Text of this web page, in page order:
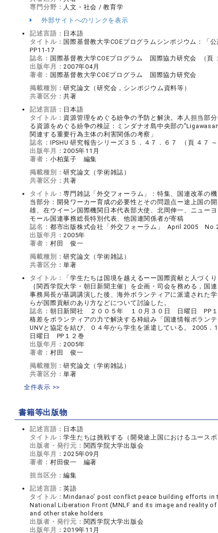
専門分野： 人文・社会 / 教育学
外部サイトへのリンクを表示
記述言語： 日本語
タイトル： 国際基督教大学COEプログラムシンポジウム：「
PP11-17
誌名： 国際基督教大学COEプログラム 国際協力研究会 （頁
出版年月：2007年04月
著者： 国際基督教大学COEプログラム 国際協力研究会
掲載種別：研究論文（研究会，シンポジウム資料等）
共著区分：共著
記述言語： 日本語
タイトル： 資源管理をめぐる紛争の予防と解決。本人担当部
る資源をめぐる紛争の検証：ミンダナオ島中央部の
関連する重要行為主体の利害関係の考察」
誌名： IPSHU 研究報告シリーズ３５．４７．６７ （頁 ４７
出版年月：2005年11月
著者： 小柏葉子 編集
掲載種別：研究論文（学術雑誌）
共著区分：共著
タイトル：専門雑誌「外交フォーラム」：特集、国連改革の
当部分：開発ワーカー育成の必要性とその問題点ー途上国の
雄、在ウイーン国際機関日本代表部大使、北岡伸一、ニュー
モール国連事務総長特別代表、他国連関係者が寄稿
誌名： 都市出版株式会社「外交フォーラム」 April 2005
出版年月：2005年
著者： 村田 俊一
掲載種別：研究論文（学術雑誌）
共著区分：単著
タイトル：
「学生たちは国境を越えるーー国際貢献と人づく
｛関西学院大学・朝日新聞主催｝を企画・司会を務める，国
事務局長が基調講演した後、海外ボランティアに派遣された
らが国際貢献のあり方などについて討論した。
誌名： 朝日新聞社 ２００５年 １０月３０日 日曜日 PP１
格差をボランティアの力で解決する枠組み「国連情報ボラン
UNVと協定を結び、０４年から学生を派遣している。
日曜日 PP１２巻
出版年月：2005年
著者： 村田 俊一
掲載種別：研究論文（学術雑誌）
共著区分：単著
全件表示 >>
書籍等出版物
記述言語： 日本語
タイトル：学生たちは挑戦する（開発途上国におけるユース
出版者・発行元： 関西学院大学出版会
出版年月：2025年09月
著者： 村田俊一 編著
担当区分：編集
記述言語：英語
タイトル：Mindanao' post conflict peace building efforts in
National Liberation Front (MNLF and its image and reality
and other stake holders
出版者・発行元： 関西学院大学出版会
出版年月：2019年11月